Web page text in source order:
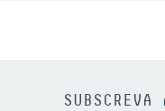
SUBSCREVA